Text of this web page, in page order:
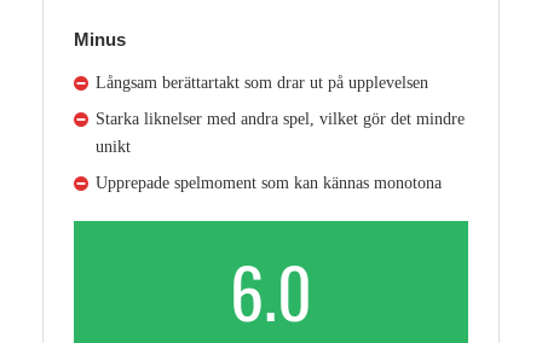
Minus
Långsam berättartakt som drar ut på upplevelsen
Starka liknelser med andra spel, vilket gör det mindre
unikt
Upprepade spelmoment som kan kännas monotona
6.0